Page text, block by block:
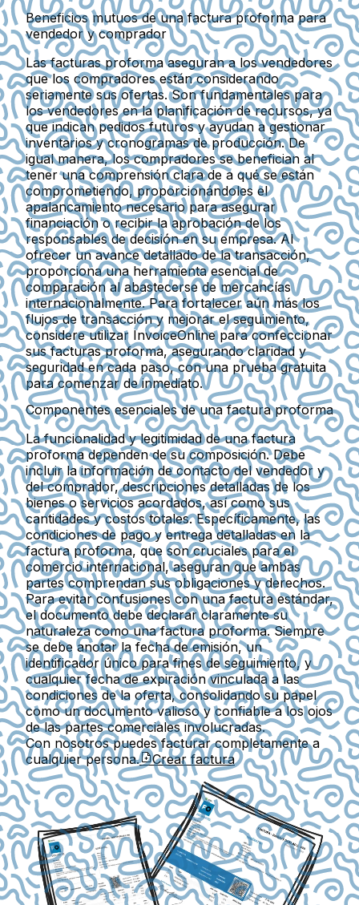
Beneficios mutuos de una factura proforma para
vendedor y comprador
Las facturas proforma aseguran a los vendedores
que los compradores están considerando
seriamente sus ofertas. Son fundamentales para
los vendedores en la planificación de recursos, ya
que indican pedidos futuros y ayudan a gestionar
inventarios y cronogramas de producción. De
igual manera, los compradores se benefician al
tener una comprensión clara de a qué se están
comprometiendo, proporcionándoles el
apalancamiento necesario para asegurar
financiación o recibir la aprobación de los
responsables de decisión en su empresa. Al
ofrecer un avance detallado de la transacción,
proporciona una herramienta esencial de
comparación al abastecerse de mercancías
internacionalmente. Para fortalecer aún más los
flujos de transacción y mejorar el seguimiento,
considere utilizar InvoiceOnline para confeccionar
sus facturas proforma, asegurando claridad y
seguridad en cada paso, con una prueba gratuita
para comenzar de inmediato.
Componentes esenciales de una factura proforma
La funcionalidad y legitimidad de una factura
proforma dependen de su composición. Debe
incluir la información de contacto del vendedor y
del comprador, descripciones detalladas de los
bienes o servicios acordados, así como sus
cantidades y costos totales. Específicamente, las
condiciones de pago y entrega detalladas en la
factura proforma, que son cruciales para el
comercio internacional, aseguran que ambas
partes comprendan sus obligaciones y derechos.
Para evitar confusiones con una factura estándar,
el documento debe declarar claramente su
naturaleza como una factura proforma. Siempre
se debe anotar la fecha de emisión, un
identificador único para fines de seguimiento, y
cualquier fecha de expiración vinculada a las
condiciones de la oferta, consolidando su papel
como un documento valioso y confiable a los ojos
de las partes comerciales involucradas.
Con nosotros puedes facturar completamente a
cualquier persona.
Crear factura